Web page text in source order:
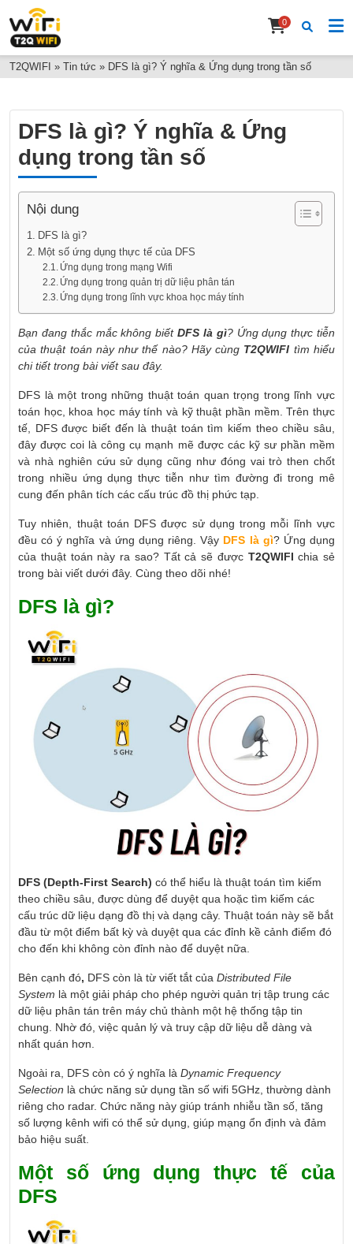
0
T2QWIFI » Tin tức » DFS là gì? Ý nghĩa & Ứng dụng trong tần số
DFS là gì? Ý nghĩa & Ứng
dụng trong tần số
Nội dung
DFS là gì?
Một số ứng dụng thực tế của DFS
Ứng dụng trong mạng Wifi
Ứng dụng trong quản trị dữ liệu phân tán
Ứng dụng trong lĩnh vực khoa học máy tính
Bạn đang thắc mắc không biếtDFS là gì? Ứng dụng thực tiễn
của thuật toán này như thế nào? Hãy cùng T2QWIFI tìm hiểu
chi tiết trong bài viết sau đây.
DFS là một trong những thuật toán quan trọng trong lĩnh vực
toán học, khoa học máy tính và kỹ thuật phần mềm. Trên thực
tế, DFS được biết đến là thuật toán tìm kiếm theo chiều sâu,
đây được coi là công cụ mạnh mẽ được các kỹ sư phần mềm
và nhà nghiên cứu sử dụng cũng như đóng vai trò then chốt
trong nhiều ứng dụng thực tiễn như tìm đường đi trong mê
cung đến phân tích các cấu trúc đồ thị phức tạp.
Tuy nhiên, thuật toán DFS được sử dụng trong mỗi lĩnh vực
đều có ý nghĩa và ứng dụng riêng. Vậy DFS là gì? Ứng dụng
của thuật toán này ra sao? Tất cả sẽ được T2QWIFIchia sẻ
trong bài viết dưới đây. Cùng theo dõi nhé!
DFS là gì?
DFS (Depth-First Search) có thể hiểu là thuật toán tìm kiếm
theo chiều sâu, được dùng để duyệt qua hoặc tìm kiếm các
cấu trúc dữ liệu dạng đồ thị và dạng cây. Thuật toán này sẽ bắt
đầu từ một điểm bất kỳ và duyệt qua các đỉnh kề cảnh điểm đó
cho đến khi không còn đỉnh nào để duyệt nữa.
Bên cạnh đó, DFS còn là từ viết tắt của Distributed File
System là một giải pháp cho phép người quản trị tập trung các
dữ liệu phân tán trên máy chủ thành một hệ thống tập tin
chung. Nhờ đó, việc quản lý và truy cập dữ liệu dễ dàng và
nhất quán hơn.
Ngoài ra, DFS còn có ý nghĩa là Dynamic Frequency
Selection là chức năng sử dụng tần số wifi 5GHz, thường dành
riêng cho radar. Chức năng này giúp tránh nhiễu tần số, tăng
số lượng kênh wifi có thể sử dụng, giúp mạng ổn định và đảm
bảo hiệu suất.
Một số ứng dụng thực tế của
DFS